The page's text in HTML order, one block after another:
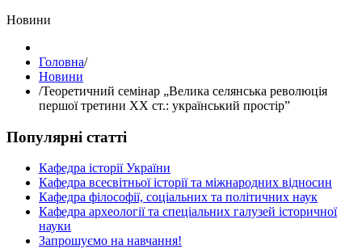
Hовини
Головна/
Hовини
/Теоретичний семінар „Велика селянська революція
першої третини ХХ ст.: український простір”
Популярні статті
Кафедра історії України
Кафедра всесвітньої історії та міжнародних відносин
Кафедра філософії, соціальних та політичних наук
Кафедра археології та спеціальних галузей історичної
науки
Запрошуємо на навчання!